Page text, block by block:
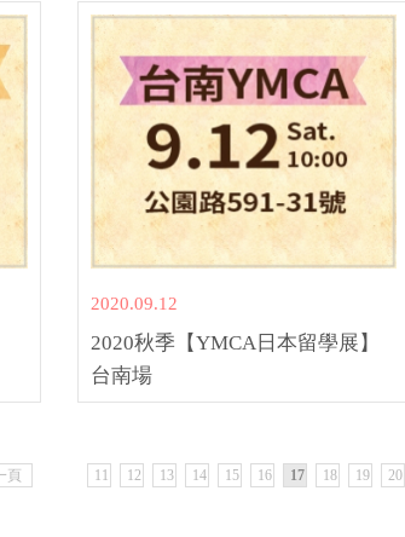
2020.09.12
2020秋季【YMCA日本留學展】
台南場
11 12 13 14 15 16 17 18 19 20